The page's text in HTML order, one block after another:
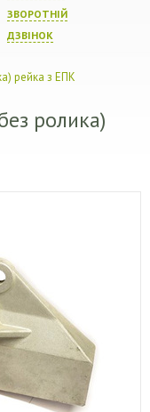
ЗВОРОТНIЙ
ДЗВIНОК
рейка з ЕПК
ролика)